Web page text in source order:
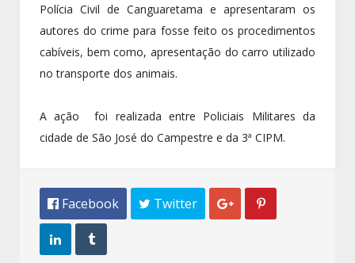
Polícia Civil de Canguaretama e apresentaram os
autores do crime para fosse feito os procedimentos
cabíveis, bem como, apresentação do carro utilizado
no transporte dos animais.
A ação foi realizada entre Policiais Militares da
cidade de São José do Campestre e da 3ª CIPM.
 Facebook  Twitter  
 